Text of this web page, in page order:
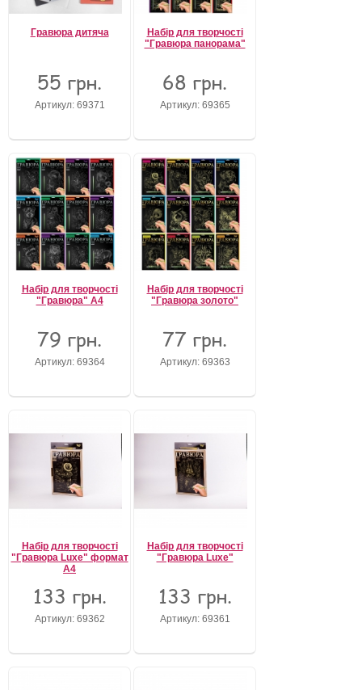
Гравюра дитяча
55 грн.
Артикул: 69371
Набір для творчості
"Гравюра панорама"
68 грн.
Артикул: 69365
Набір для творчості
"Гравюра" А4
79 грн.
Артикул: 69364
Набір для творчості
"Гравюра золото"
77 грн.
Артикул: 69363
Набір для творчості
"Гравюра Luxe" формат
А4
133 грн.
Артикул: 69362
Набір для творчості
"Гравюра Luxe"
133 грн.
Артикул: 69361